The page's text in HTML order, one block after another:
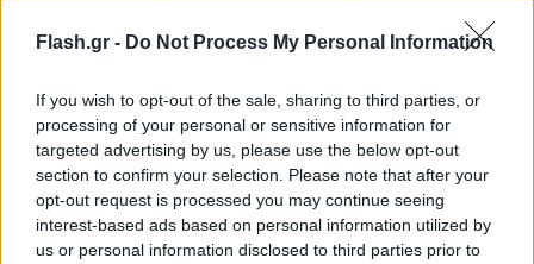
Flash.gr - Do Not Process My Personal Information
If you wish to opt-out of the sale, sharing to third parties, or
processing of your personal or sensitive information for
targeted advertising by us, please use the below opt-out
section to confirm your selection. Please note that after your
opt-out request is processed you may continue seeing
interest-based ads based on personal information utilized by
us or personal information disclosed to third parties prior to
Η αίτηση
H λειτουργία της ψηφιακής πλατφόρμας είναι
ιδιαίτερα απλή, καθώς για την υποβολή της
αίτησης κάθε πολίτης χρειάζεται μόνο τους
κωδικούς του στο Taxisnet και την επιβεβαίωση
ενός αριθμού κινητού τηλεφώνου και μίας